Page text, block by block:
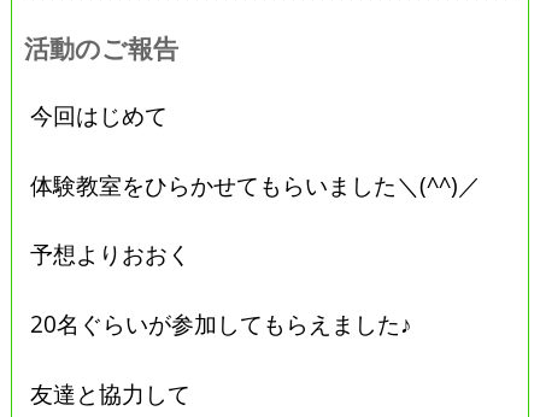
活動のご報告
今回はじめて
体験教室をひらかせてもらいました＼(^^)／
予想よりおおく
20名ぐらいが参加してもらえました♪
友達と協力して